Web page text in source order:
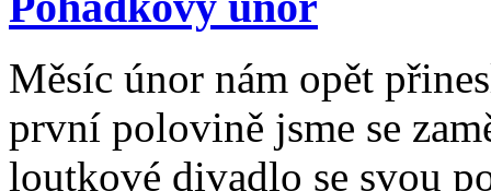
Měsíc únor nám opět
první polovině jsme se
loutkové divadlo se svou